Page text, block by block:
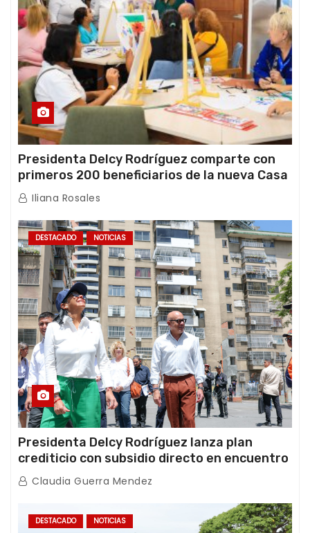
Presidenta Delcy Rodríguez comparte con
primeros 200 beneficiarios de la nueva Casa
de los Abuelos “La Primavera” en Caracas
Iliana Rosales
DESTACADO NOTICIAS
Presidenta Delcy Rodríguez lanza plan
crediticio con subsidio directo en encuentro
con Juntas de Condominio
Claudia Guerra Mendez
DESTACADO NOTICIAS